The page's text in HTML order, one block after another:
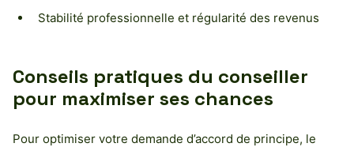
Stabilité professionnelle et régularité des revenus
Conseils pratiques du conseiller
pour maximiser ses chances
Pour optimiser votre demande d’accord de principe, le